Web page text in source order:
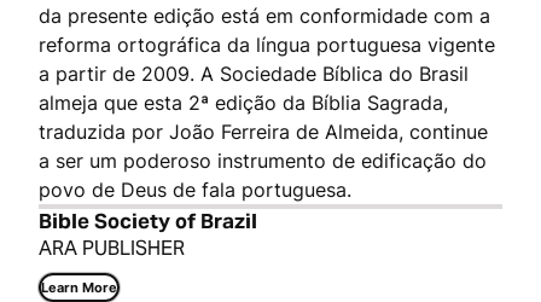
da presente edição está em conformidade com a
reforma ortográfica da língua portuguesa vigente
a partir de 2009. A Sociedade Bíblica do Brasil
almeja que esta 2ª edição da Bíblia Sagrada,
traduzida por João Ferreira de Almeida, continue
a ser um poderoso instrumento de edificação do
povo de Deus de fala portuguesa.
Bible Society of Brazil
ARA PUBLISHER
Learn More